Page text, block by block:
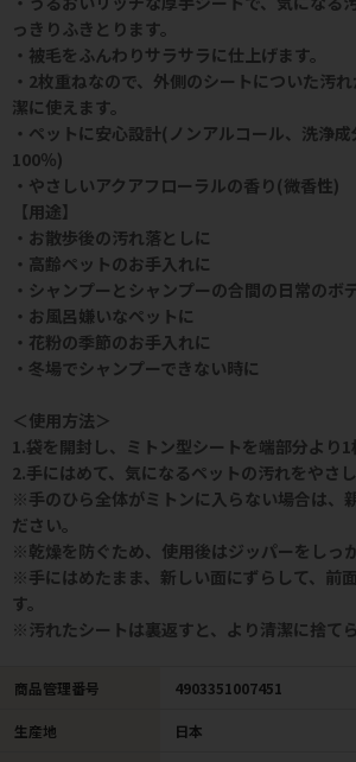
っきりふきとります。
・被毛をふんわりサラサラに仕上げます。
・2枚重ねなので、外側のシートについた汚
潔に使えます。
・ペットに安心設計(ノンアルコール、洗浄
100％)
・やさしいアクアフローラルの香り(微香性)
【用途】
・お散歩後の汚れ落としに
・高齢ペットのお手入れに
・シャンプーとシャンプーの合間の日常のボ
・お風呂嫌いなペットに
・花粉の季節のお手入れに
・冬場でシャンプーできない時に
＜使用方法＞
1.袋を開封し、ミトン型シートを端部分より1
2.手にはめて、気になるペットの汚れをやさし
※手のひら全体がミトンに入らない場合は、
ださい。
※乾燥を防ぐため、使用後はジッパーをしっ
※手にはめたまま、新しい面にずらして、前
す。
※汚れたシートは裏返すと、より清潔に捨てら
商品管理番号 4903351007451
生産地 日本